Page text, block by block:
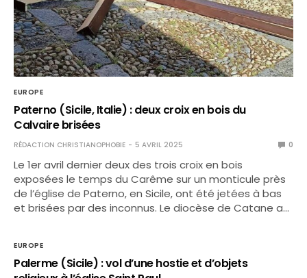
EUROPE
Paterno (Sicile, Italie) : deux croix en bois du
Calvaire brisées
RÉDACTION CHRISTIANOPHOBIE 5 AVRIL 2025 0
Le 1er avril dernier deux des trois croix en bois
exposées le temps du Carême sur un monticule près
de l’église de Paterno, en Sicile, ont été jetées à bas
et brisées par des inconnus. Le diocèse de Catane a…
EUROPE
Palerme (Sicile) : vol d’une hostie et d’objets